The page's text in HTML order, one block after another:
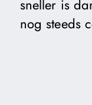
sneller is
nog steeds